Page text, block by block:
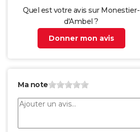
Quel est votre avis sur Monestier-
d'Ambel ?
Donner mon avis
Ma note